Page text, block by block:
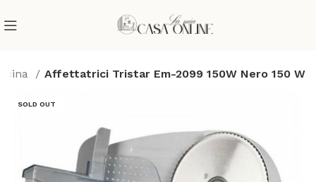
Affettatrici Tristar Em-2099 150W Nero 150 W
SOLD OUT